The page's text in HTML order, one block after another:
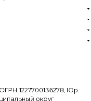
1227700136278, Юр.
округ